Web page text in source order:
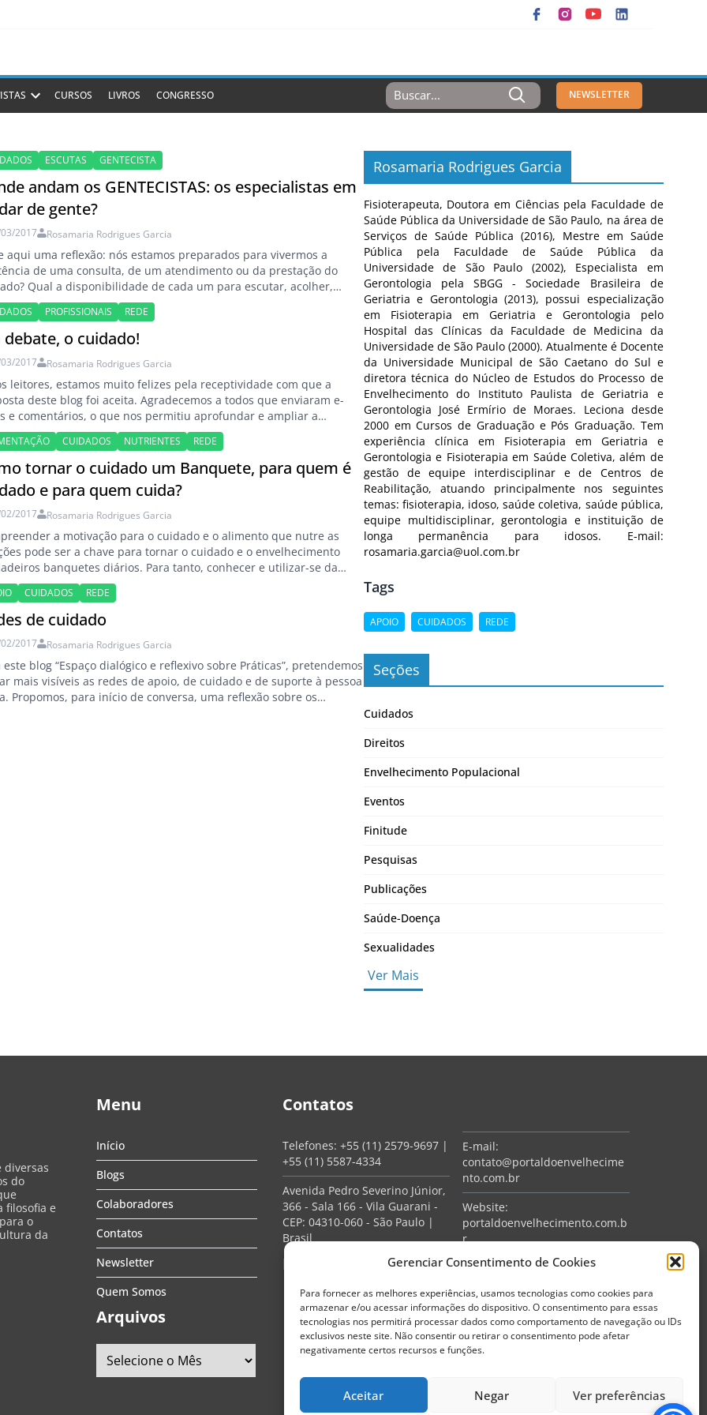
Gerenciar Consentimento de Cookies
Para fornecer as melhores experiências, usamos tecnologias como cookies para
armazenar e/ou acessar informações do dispositivo. O consentimento para essas
tecnologias nos permitirá processar dados como comportamento de navegação ou IDs
exclusivos neste site. Não consentir ou retirar o consentimento pode afetar
negativamente certos recursos e funções.
Aceitar Negar Ver preferências
CURSOS LIVROS CONGRESSO
Resultados
Para:
NEWSLETTER
ESCUTAS GENTECISTA
andam os GENTECISTAS: os especialistas em
de gente?
2017 Rosamaria Rodrigues Garcia
aqui uma reflexão: nós estamos preparados para vivermos a
de uma consulta, de um atendimento ou da prestação do
Qual a disponibilidade de cada um para escutar, acolher,
compreender e compartilhar com o paciente, com a família ou
Como podemos nos preparar para dividirmos as
pela tomada de decisão,…
PROFISSIONAIS REDE
debate, o cuidado!
2017 Rosamaria Rodrigues Garcia
leitores, estamos muito felizes pela receptividade com que a
deste blog foi aceita. Agradecemos a todos que enviaram e-
e comentários, o que nos permitiu aprofundar e ampliar a
sobre o cuidado, sob os mais variados pontos de vista. Que
gerontológica interdisciplinar! Neste post, comentamos
do Prof. Dr. Neilson…
CUIDADOS NUTRIENTES REDE
tornar o cuidado um Banquete, para quem é
e para quem cuida?
2017 Rosamaria Rodrigues Garcia
a motivação para o cuidado e o alimento que nutre as
pode ser a chave para tornar o cuidado e o envelhecimento
banquetes diários. Para tanto, conhecer e utilizar-se da
de cuidados é essencial. Como um cuidador pode considerar o
um banquete para si próprio, se conta apenas consigo mesmo…
CUIDADOS REDE
de cuidado
2017 Rosamaria Rodrigues Garcia
este blog “Espaço dialógico e reflexivo sobre Práticas”, pretendemos
mais visíveis as redes de apoio, de cuidado e de suporte à pessoa
Propomos, para início de conversa, uma reflexão sobre os
Rosamaria Rodrigues Garcia
Fisioterapeuta, Doutora em Ciências pela Faculdade de
Saúde Pública da Universidade de São Paulo, na área de
Serviços de Saúde Pública (2016), Mestre em Saúde
Pública pela Faculdade de Saúde Pública da
Universidade de São Paulo (2002), Especialista em
Gerontologia pela SBGG - Sociedade Brasileira de
Geriatria e Gerontologia (2013), possui especialização
em Fisioterapia em Geriatria e Gerontologia pelo
Hospital das Clínicas da Faculdade de Medicina da
Universidade de São Paulo (2000). Atualmente é Docente
da Universidade Municipal de São Caetano do Sul e
diretora técnica do Núcleo de Estudos do Processo de
Envelhecimento do Instituto Paulista de Geriatria e
Gerontologia José Ermírio de Moraes. Leciona desde
2000 em Cursos de Graduação e Pós Graduação. Tem
experiência clínica em Fisioterapia em Geriatria e
Gerontologia e Fisioterapia em Saúde Coletiva, além de
gestão de equipe interdisciplinar e de Centros de
Reabilitação, atuando principalmente nos seguintes
temas: fisioterapia, idoso, saúde coletiva, saúde pública,
equipe multidisciplinar, gerontologia e instituição de
longa permanência para idosos. E-mail:
rosamaria.garcia@uol.com.br
Tags
APOIO CUIDADOS REDE
Seções
Cuidados
Direitos
Envelhecimento Populacional
Eventos
Finitude
Pesquisas
Publicações
Saúde-Doença
Sexualidades
Ver Mais
diversas
do
filosofia e
o
da
Menu
Início
Blogs
Colaboradores
Contatos
Newsletter
Quem Somos
Arquivos
Contatos
Telefones: +55 (11) 2579-9697|
+55 (11) 5587-4334
Avenida Pedro Severino Júnior,
366 - Sala 166 - Vila Guarani -
CEP: 04310-060 - São Paulo |
Brasil
E-mail:
contato@portaldoenvelhecime
nto.com.br
Website:
portaldoenvelhecimento.com.b
r
Redes Sociais